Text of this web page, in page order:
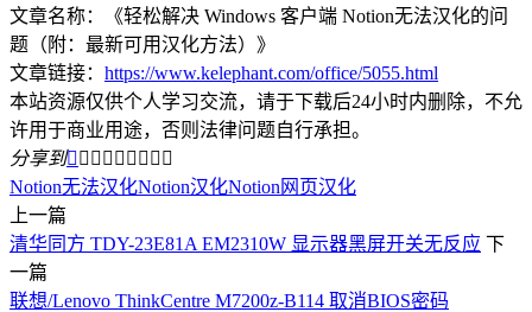
文章名称：《轻松解决 Windows 客户端 Notion无法汉化的问
题（附：最新可用汉化方法）》
文章链接： https://www.kelephant.com/office/5055.html
本站资源仅供个人学习交流，请于下载后24小时内删除，不允
许用于商业用途，否则法律问题自行承担。
分享到        
Notion无法汉化Notion汉化Notion网页汉化
上一篇
清华同方 TDY-23E81A EM2310W 显示器黑屏开关无反应 下
一篇
联想/Lenovo ThinkCentre M7200z-B114 取消BIOS密码